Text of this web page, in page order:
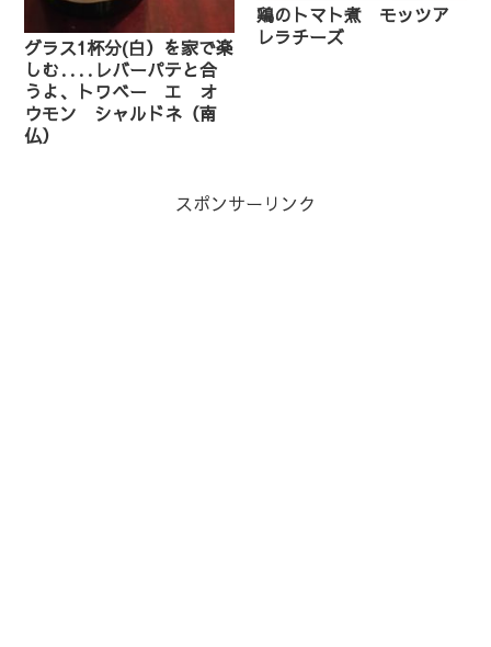
グラス1杯分(白）を家で楽
しむ‥‥レバーパテと合
うよ、トワベー エ オ
ウモン シャルドネ（南
仏）
鶏のトマト煮 モッツア
レラチーズ
スポンサーリンク